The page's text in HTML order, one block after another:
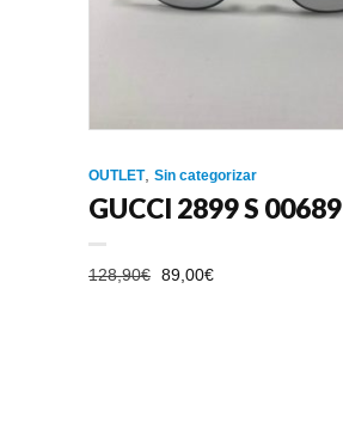
OUTLET, Sin categorizar
GUCCI 2899 S 00689
128,90€ EL
89,00€EL